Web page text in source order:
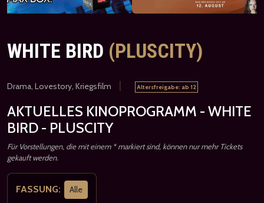
WHITE BIRD (PLUSCITY)
Drama, Lovestory, Kriegsfilm | Altersfreigabe: ab 12
AKTUELLES KINOPROGRAMM - WHITE
BIRD - PLUSCITY
Für Vorstellungen, die mit einem * markiert sind, können nur mehr Tickets
gekauft werden.
FASSUNG: Alle